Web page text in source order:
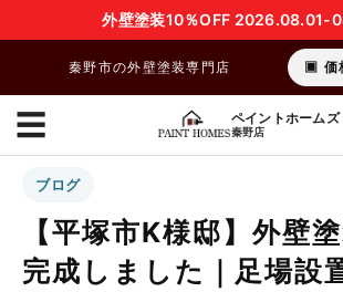
外壁塗装10％OFF 2026.08.01-
秦野市の外壁塗装専門店 価
ペイントホームズ
秦野店
☰
ブログ
【平塚市K様邸】外壁
完成しました｜足場設